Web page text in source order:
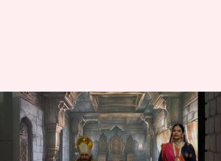
Pakistan: పాకిస్థాన్ లో
రామాయణాన్ని ప్రదర్శించిన స్థానిక
నాటక బృందం.. విమర్శకుల నుంచి
ప్రశంసలు